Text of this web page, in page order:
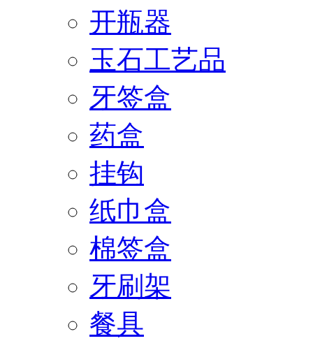
开瓶器
玉石工艺品
牙签盒
药盒
挂钩
纸巾盒
棉签盒
牙刷架
餐具